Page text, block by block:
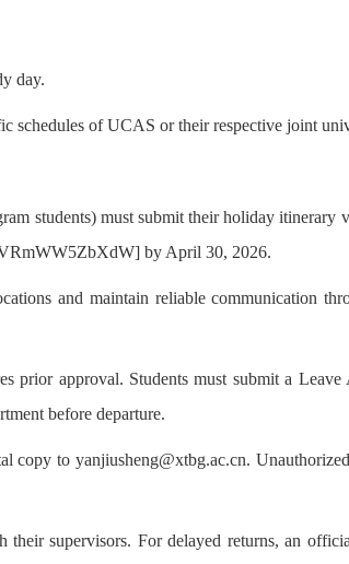
day.
schedules of UCAS or their respective joint
students) must submit their holiday itinerary
by April 30, 2026.
and maintain reliable communication
prior approval. Students must submit a Leave
before departure.
to yanjiusheng@xtbg.ac.cn.
supervisors. For delayed returns, an